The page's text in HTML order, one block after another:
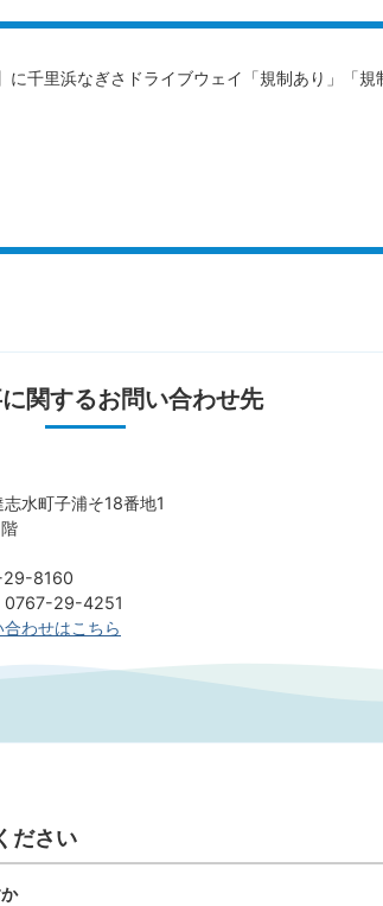
に千里浜なぎさドライブウェイ「規制あり」「規
関するお問い合わせ先
水町子浦そ18番地1
29-8160
0767-29-4251
合わせはこちら
ださい